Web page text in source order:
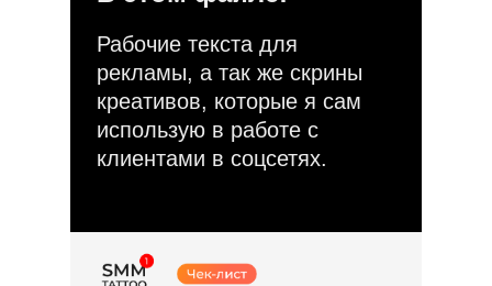
Рабочие текста для
рекламы, а так же скрины
креативов, которые я сам
использую в работе с
клиентами в соцсетях.